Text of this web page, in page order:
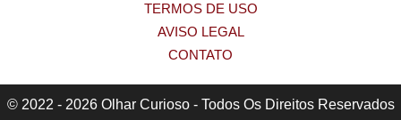
TERMOS DE USO
AVISO LEGAL
CONTATO
© 2022 - 2026 Olhar Curioso - Todos Os Direitos Reservados